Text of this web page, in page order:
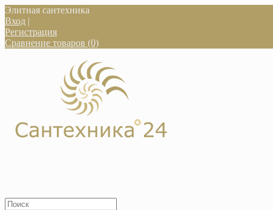
Элитная сантехника
Вход |
Регистрация
Сравнение товаров (0)